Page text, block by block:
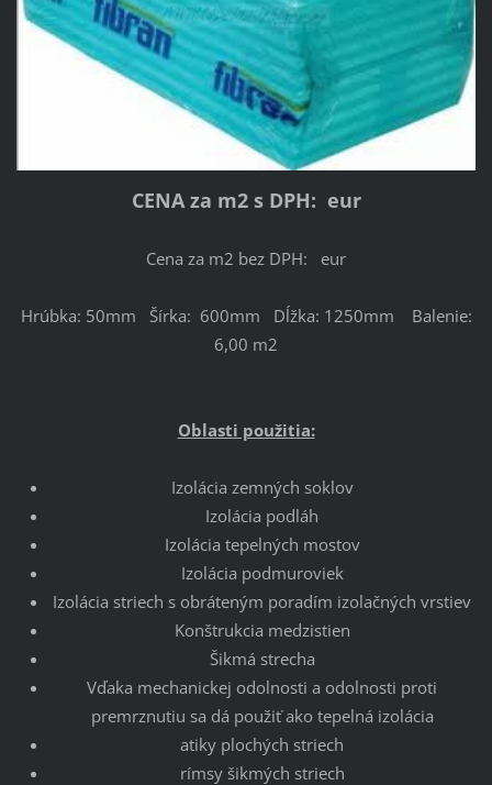
CENA za m2 s DPH: eur
Cena za m2 bez DPH: eur
Hrúbka: 50mm Šírka: 600mm Dĺžka: 1250mm Balenie:
6,00 m2
Oblasti použitia:
Izolácia zemných soklov
Izolácia podláh
Izolácia tepelných mostov
Izolácia podmuroviek
Izolácia striech s obráteným poradím izolačných vrstiev
Konštrukcia medzistien
Šikmá strecha
Vďaka mechanickej odolnosti a odolnosti proti
premrznutiu sa dá použiť ako tepelná izolácia
atiky plochých striech
rímsy šikmých striech